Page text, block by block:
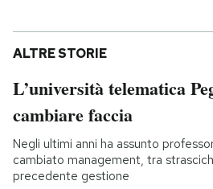
ALTRE STORIE
L’università telematica
cambiare faccia
Negli ultimi anni ha assunto
cambiato management, tra
precedente gestione